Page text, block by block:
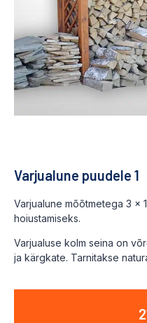
Varjualune puudele 1
Varjualune mõõtmetega 3 ×
hoiustamiseks.
Varjualuse kolm seina on
ja kärgkate. Tarnitakse